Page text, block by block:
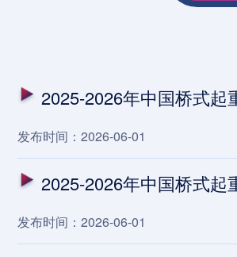
2025-2026年中国桥式
发布时间：2026-06-01
2025-2026年中国桥式
发布时间：2026-06-01